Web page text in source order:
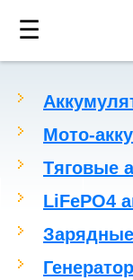
☰
Мото-
Тяговые
LiFePO4